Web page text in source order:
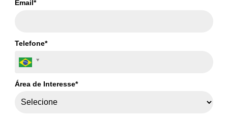
Email*
Telefone*
Área de Interesse*